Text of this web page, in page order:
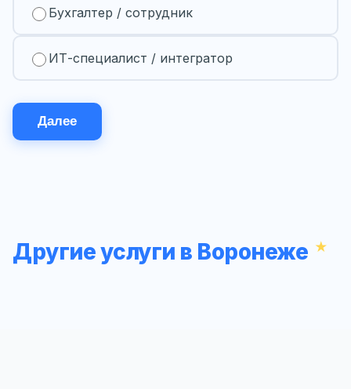
Бухгалтер / сотрудник
ИТ-специалист / интегратор
Далее
Другие услуги в Воронеже